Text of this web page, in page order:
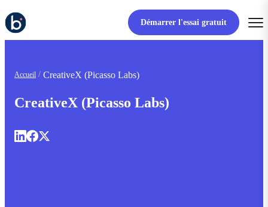
Démarrer l'essai gratuit
Accueil CreativeX (Picasso Labs)
CreativeX (Picasso Labs)